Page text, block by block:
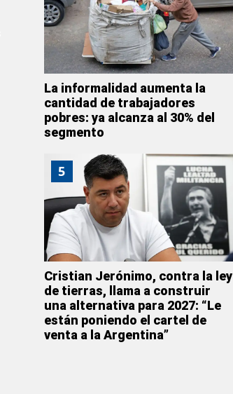
La informalidad aumenta la
cantidad de trabajadores
pobres: ya alcanza al 30% del
segmento
5
Cristian Jerónimo, contra la ley
de tierras, llama a construir
una alternativa para 2027: “Le
están poniendo el cartel de
venta a la Argentina”